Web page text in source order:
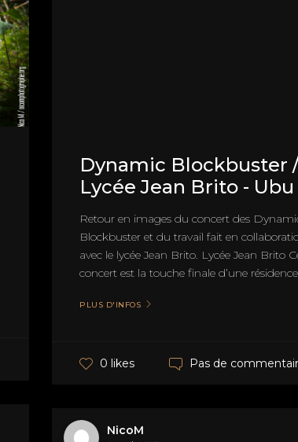
Dynamic Blockbuster /
Lycée Jean Brito - Ubu
Retour en images du concert des
Blockbuster et du travail fait en
avec le lycée Jean Brito. Lycée Jean Brito
concert est la touche finale d’une
PLUS D'INFOS
0 likes Pas de
NicoM